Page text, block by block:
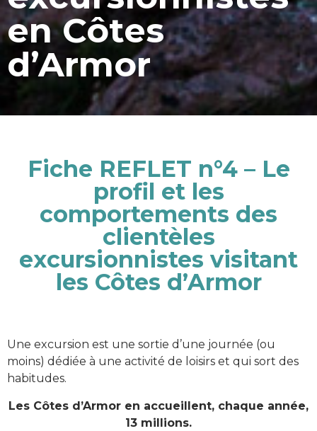
en Côtes
d’Armor
Fiche REFLET n°4 – Le
profil et les
comportements des
clientèles
excursionnistes visitant
les Côtes d’Armor
Une excursion est une sortie d’une journée (ou
moins) dédiée à une activité de loisirs et qui sort des
habitudes.
Les Côtes d’Armor en accueillent, chaque année,
13 millions.